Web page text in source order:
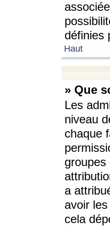
définies
Haut
» Que
Les
niveau
chaque
groupes
a
avoir
cela